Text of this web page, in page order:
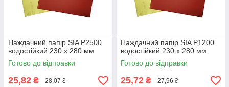
Наждачний папір SIA P2500
водостійкий 230 х 280 мм
Готово до відправки
25,82 ₴ 28,07 ₴
Наждачний папір SIA P1200
водостійкий 230 х 280 мм
Готово до відправки
25,72 ₴ 27,96 ₴